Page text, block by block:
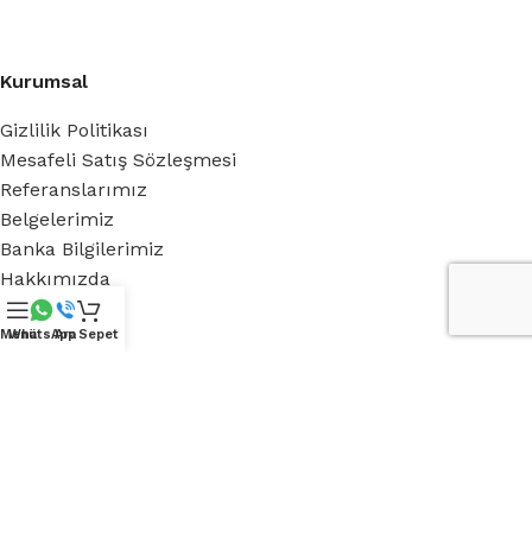
Kurumsal
Gizlilik Politikası
Mesafeli Satış Sözleşmesi
Referanslarımız
Belgelerimiz
Banka Bilgilerimiz
Hakkımızda
Menü
WhatsApp
AraSepet